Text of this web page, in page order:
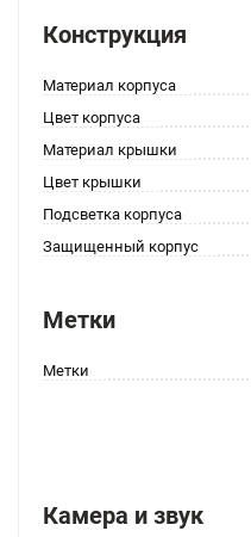
Конструкция
Материал корпуса
Цвет корпуса
Материал крышки
Цвет крышки
Подсветка корпуса
Защищенный корпус
Метки
Метки
Камера и звук